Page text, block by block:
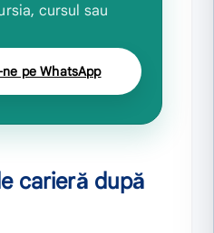
cursul sau
pe WhatsApp
carieră după